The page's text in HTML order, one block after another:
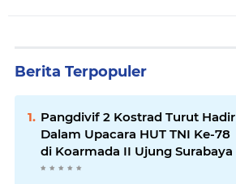
Berita Terpopuler
Pangdivif 2 Kostrad Turut Hadir
Dalam Upacara HUT TNI Ke-78
di Koarmada II Ujung Surabaya